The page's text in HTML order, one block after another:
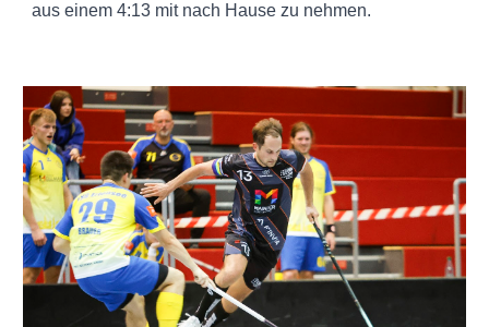
aus einem 4:13 mit nach Hause zu nehmen.